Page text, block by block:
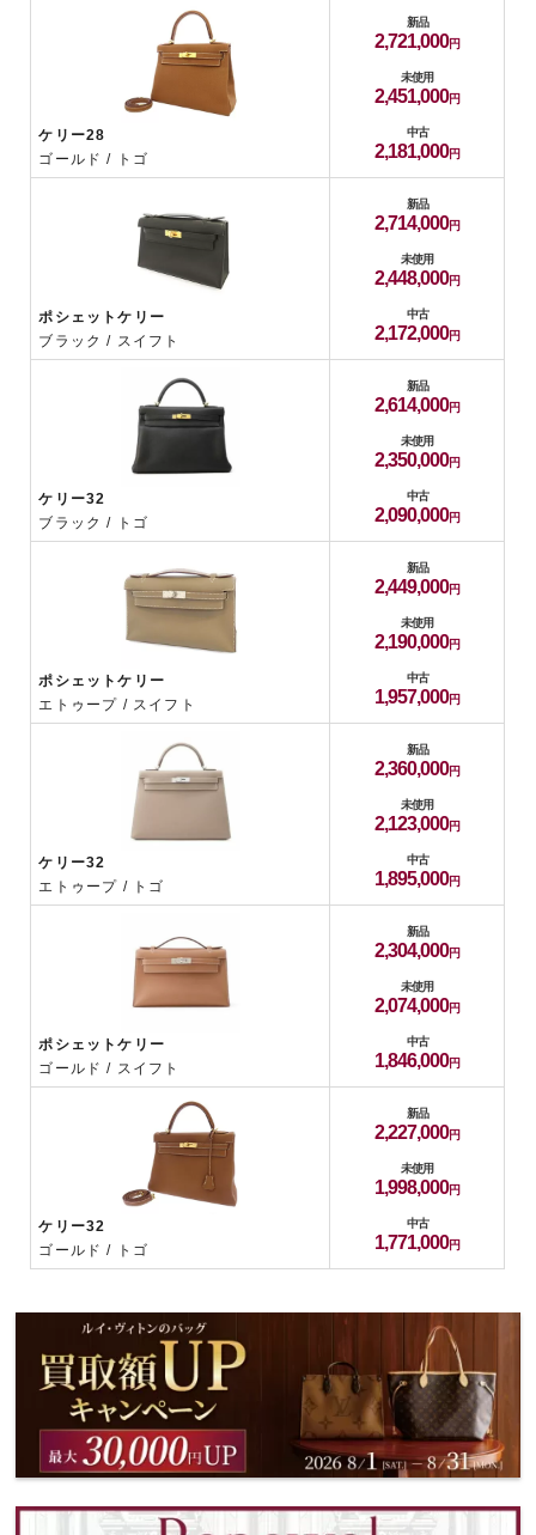
ケリー28
ゴールド / トゴ
新品
2,721,000
未使用
2,451,000
中古
2,181,000
ポシェットケリー
ブラック / スイフト
新品
2,714,000
未使用
2,448,000
中古
2,172,000
ケリー32
ブラック / トゴ
新品
2,614,000
未使用
2,350,000
中古
2,090,000
ポシェットケリー
エトゥープ / スイフト
新品
2,449,000
未使用
2,190,000
中古
1,957,000
ケリー32
エトゥープ / トゴ
新品
2,360,000
未使用
2,123,000
中古
1,895,000
ポシェットケリー
ゴールド / スイフト
新品
2,304,000
未使用
2,074,000
中古
1,846,000
ケリー32
ゴールド / トゴ
新品
2,227,000
未使用
1,998,000
中古
1,771,000